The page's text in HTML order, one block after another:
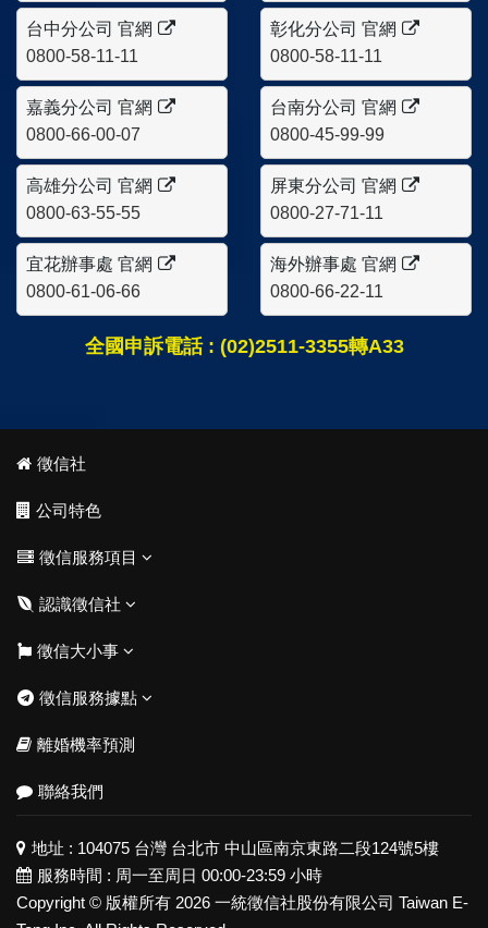
台中分公司 官網
0800-58-11-11
彰化分公司 官網
0800-58-11-11
嘉義分公司 官網
0800-66-00-07
台南分公司 官網
0800-45-99-99
高雄分公司 官網
0800-63-55-55
屏東分公司 官網
0800-27-71-11
宜花辦事處 官網
0800-61-06-66
海外辦事處 官網
0800-66-22-11
全國申訴電話 : (02)2511-3355轉A33
徵信社
公司特色
徵信服務項目
認識徵信社
徵信大小事
徵信服務據點
離婚機率預測
聯絡我們
地址 : 104075 台灣 台北市 中山區南京東路二段124號5樓
服務時間 : 周一至周日 00:00-23:59 小時
Copyright © 版權所有 2026 一統徵信社股份有限公司 Taiwan E-